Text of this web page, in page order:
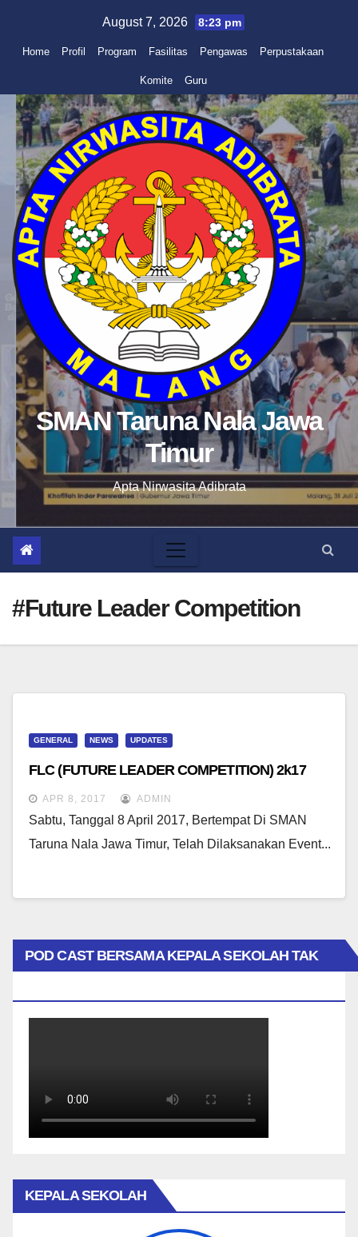
content
August 7, 2026 8:23 pm
Home Profil Program Fasilitas Pengawas Perpustakaan
Komite Guru
SMAN Taruna Nala Jawa
Timur
Apta Nirwasita Adibrata
#Future Leader Competition
GENERAL NEWS UPDATES
FLC (FUTURE LEADER COMPETITION) 2k17
APR 8, 2017 ADMIN
Sabtu, Tanggal 8 April 2017, Bertempat Di SMAN
Taruna Nala Jawa Timur, Telah Dilaksanakan Event...
POD CAST BERSAMA KEPALA SEKOLAH TAK
KEPALA SEKOLAH